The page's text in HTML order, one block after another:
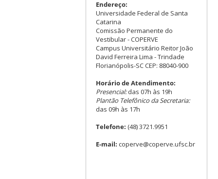
Endereço:
Universidade Federal de Santa
Catarina
Comissão Permanente do
Vestibular - COPERVE
Campus Universitário Reitor João
David Ferreira Lima - Trindade
Florianópolis-SC CEP: 88040-900
Horário de Atendimento:
Presencial:das 07h às 19h
Plantão Telefônico da Secretaria:
das 09h às 17h
Telefone: (48) 3721.9951
E-mail: coperve@coperve.ufsc.br